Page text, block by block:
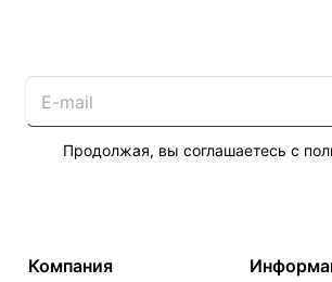
Продолжая, вы соглашаетесь с
Компания